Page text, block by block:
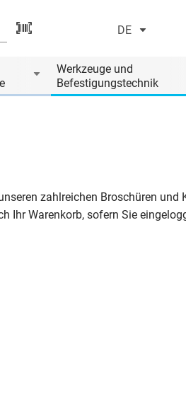
DE
Werkzeuge und
Befestigungstechnik
zahlreichen Broschüren und
Warenkorb, sofern Sie